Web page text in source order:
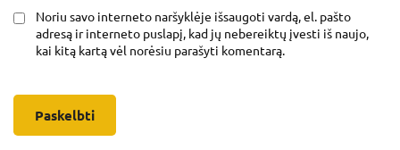
Noriu savo interneto naršyklėje išsaugoti vardą, el. pašto
adresą ir interneto puslapį, kad jų nebereiktų įvesti iš naujo,
kai kitą kartą vėl norėsiu parašyti komentarą.